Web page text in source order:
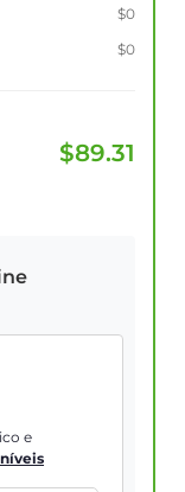
$0
$0
$89.31
e